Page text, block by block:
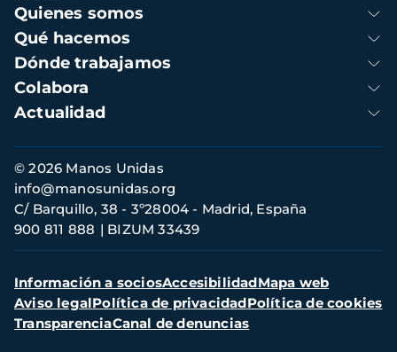
Navegación
principal
Quienes somos
Qué hacemos
Dónde trabajamos
Colabora
Actualidad
Información
de
contacto
© 2026 Manos Unidas
C/ Barquillo, 38 - 3º28004 - Madrid, España
900 811 888
BIZUM 33439
info@manosunidas.org
Menú
secundario
Información a sociosAccesibilidadMapa web
Aviso legalPolítica de privacidadPolítica de cookies
TransparenciaCanal de denuncias